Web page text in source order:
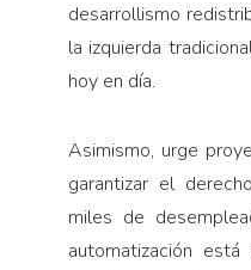
desarrollismo
la izquierda
hoy en día.
Asimismo, urge
garantizar el
miles de
automatización